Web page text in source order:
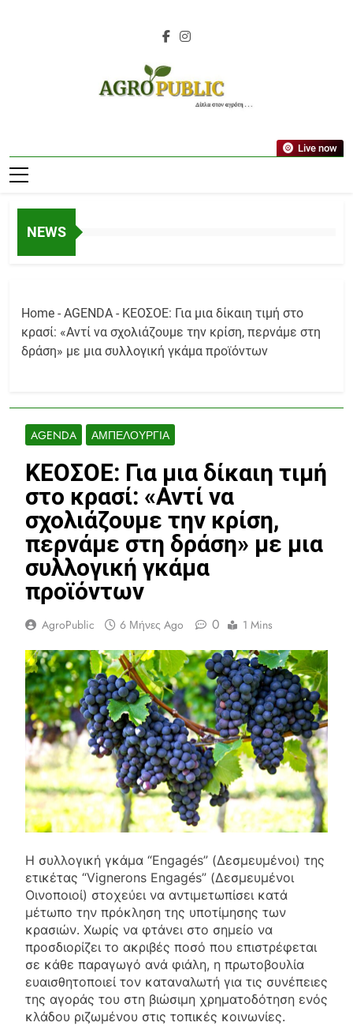
AgroPublic |
Αγροτικά Νέα,
Αμπελουργία
Live now
NEWS
Home - AGENDA - ΚΕΟΣΟΕ: Για μια δίκαιη τιμή στο
κρασί: «Αντί να σχολιάζουμε την κρίση, περνάμε στη
δράση» με μια συλλογική γκάμα προϊόντων
AGENDA ΑΜΠΕΛΟΥΡΓΊΑ
ΚΕΟΣΟΕ: Για μια δίκαιη τιμή
στο κρασί: «Αντί να
σχολιάζουμε την κρίση,
περνάμε στη δράση» με μια
συλλογική γκάμα
προϊόντων
AgroPublic 6 Μήνες Ago 0 1 Mins
Η συλλογική γκάμα “Engagés” (Δεσμευμένοι) της
ετικέτας “Vignerons Engagés” (Δεσμευμένοι
Οινοποιοί) στοχεύει να αντιμετωπίσει κατά
μέτωπο την πρόκληση της υποτίμησης των
κρασιών. Χωρίς να φτάνει στο σημείο να
προσδιορίζει το ακριβές ποσό που επιστρέφεται
σε κάθε παραγωγό ανά φιάλη, η πρωτοβουλία
ευαισθητοποιεί τον καταναλωτή για τις συνέπειες
της αγοράς του στη βιώσιμη χρηματοδότηση ενός
κλάδου ριζωμένου στις τοπικές κοινωνίες.